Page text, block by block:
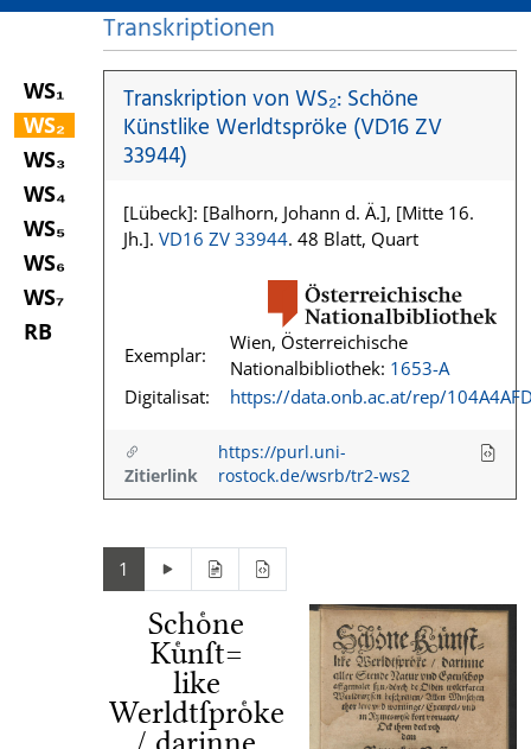
WS₁
WS₂
WS₃
WS₄
WS₅
WS₆
WS₇
RB
Transkriptionen
Transkription von WS₂: Schöne
Künstlike Werldtspröke (VD16 ZV
33944)
[Lübeck]: [Balhorn, Johann d. Ä.], [Mitte 16.
Jh.]. VD16 ZV 33944. 48 Blatt, Quart
Exemplar:
Wien, Österreichische
Nationalbibliothek: 1653-A
Digitalisat:
https://data.onb.ac.at/rep/
Zitierlink
https://purl.uni-
rostock.de/wsrb/tr2-ws2
1
Schoͤne
Kuͤnſt=
like
Werldtſproͤke